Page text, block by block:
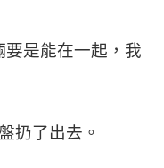
是能在一起，我
扔了出去。